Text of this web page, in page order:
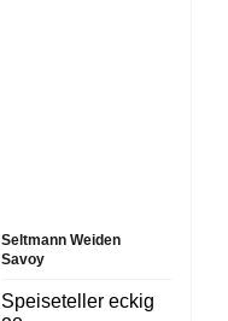
Seltmann Weiden
Savoy
Speiseteller eckig